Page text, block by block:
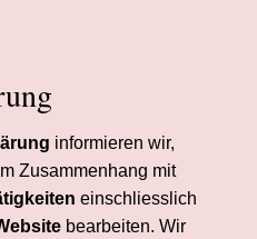
informieren wir,
Zusammenhang mit
einschliesslich
bearbeiten. Wir